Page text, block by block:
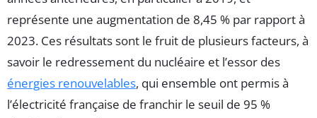
représente une augmentation de 8,45 % par rapport à
2023. Ces résultats sont le fruit de plusieurs facteurs, à
savoir le redressement du nucléaire et l’essor des
énergies renouvelables, qui ensemble ont permis à
l’électricité française de franchir le seuil de 95 %